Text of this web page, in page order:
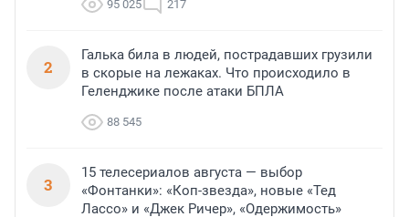
95 025 217
2
Галька била в людей, пострадавших грузили
в скорые на лежаках. Что происходило в
Геленджике после атаки БПЛА
88 545
3
15 телесериалов августа — выбор
«Фонтанки»: «Коп-звезда», новые «Тед
Лассо» и «Джек Ричер», «Одержимость»